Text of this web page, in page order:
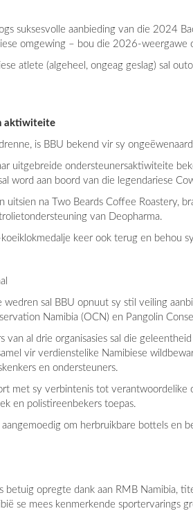
suksesvolle aanbieding van die 2024
omgewing – bou die 2026-weergawe
atlete (algeheel, ongeag geslag) sal
aktiwiteite
is BBU bekend vir sy
uitgebreide ondersteunersaktiwiteite
word aan boord van die legendariese
uitsien na Two Beards Coffee Roastery,
van Deopharma.
keer ook terug en behou
wedren sal BBU opnuut sy stil veiling
Namibia (OCN) en Pangolin
van al drie organisasies sal die
vir verdienstelike Namibiese
en ondersteuners.
met sy verbintenis tot verantwoordelike
en polistireenbekers toepas.
om herbruikbare bottels en
betuig opregte dank aan RMB Namibia,
se mees kenmerkende sportervarings